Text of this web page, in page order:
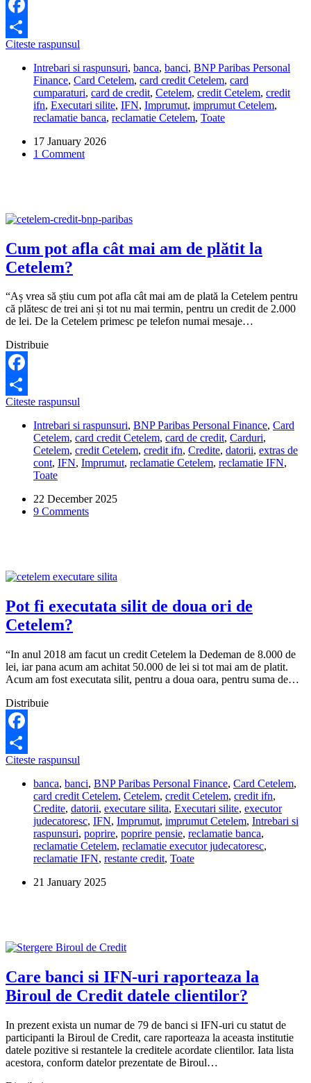
Facebook
Share
Citeste raspunsul
poate
executa
după
15
zile
la
primirea
Intrebari si raspunsuri, banca, banci, BNP Paribas Personal
Finance, Card Cetelem, card credit Cetelem, card
cumparaturi, card de credit, Cetelem, credit Cetelem, credit
ifn, Executari silite, IFN, Imprumut, imprumut Cetelem,
reclamatie banca, reclamatie Cetelem, Toate
17 January 2026
1 Comment
Cum pot afla cât mai am de plătit la
Cetelem?
“Aș vrea să știu cum pot afla cât mai am de plată la Cetelem pentru
că plătesc de trei ani și tot nu mai termin, pentru un credit de 2.000
de lei. De la Cetelem primesc pe telefon numai mesaje…
Distribuie
Facebook
Share
Citeste raspunsul
afla
cât
mai
am
la
Cetelem?
Intrebari si raspunsuri, BNP Paribas Personal Finance, Card
Cetelem, card credit Cetelem, card de credit, Carduri,
Cetelem, credit Cetelem, credit ifn, Credite, datorii, extras de
cont, IFN, Imprumut, reclamatie Cetelem, reclamatie IFN,
Toate
22 December 2025
9 Comments
Pot fi executata silit de doua ori de
Cetelem?
“In anul 2018 am facut un credit Cetelem la Dedeman de 8.000 de
lei, iar pana acum am achitat 50.000 de lei si tot mai am de platit.
Acum am fost executata silit, pentru a doua oara, pentru suma de…
Distribuie
Facebook
Share
Citeste raspunsul
executata
silit
de
doua
ori
de
Cetelem?
banca, banci, BNP Paribas Personal Finance, Card Cetelem,
card credit Cetelem, Cetelem, credit Cetelem, credit ifn,
Credite, datorii, executare silita, Executari silite, executor
judecatoresc, IFN, Imprumut, imprumut Cetelem, Intrebari si
raspunsuri, poprire, poprire pensie, reclamatie banca,
reclamatie Cetelem, reclamatie executor judecatoresc,
reclamatie IFN, restante credit, Toate
21 January 2025
Care banci si IFN-uri raporteaza la
Biroul de Credit datele clientilor?
In prezent exista un numar de 79 de banci si IFN-uri cu statut de
participanti la Biroul de Credit, care raporteaza la aceasta institutie
datele pozitive si restantele la creditele acordate clientilor. Iata lista
acestora, conform datelor prezentate de Biroul…